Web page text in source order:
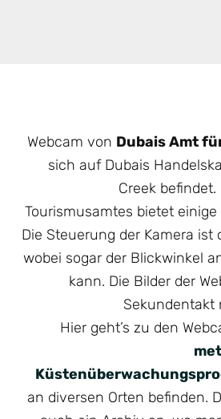
Webcam von Dubais Amt
sich auf Dubais
Creek befindet.
Tourismusamtes bietet
Die Steuerung der Kamera ist
wobei sogar der Blickwinkel
kann. Die Bilder der
Sekundentakt
Hier geht’s zu den
an diversen Orten befinden.